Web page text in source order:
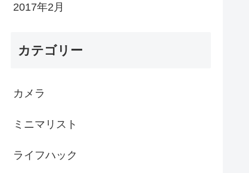
2017年2月
カテゴリー
カメラ
ミニマリスト
ライフハック